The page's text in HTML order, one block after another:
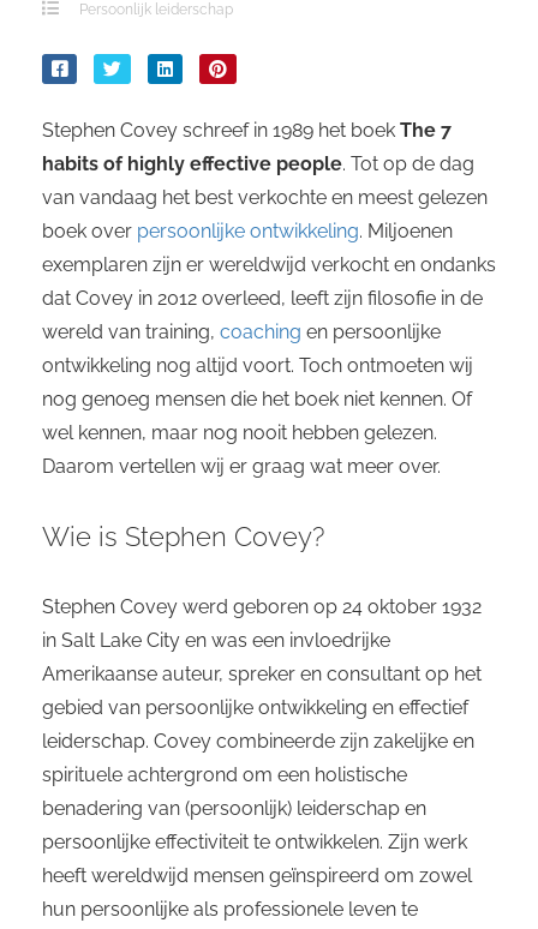
Persoonlijk leiderschap
Stephen Covey schreef in 1989 het boek The 7
habits of highly effective people. Tot op de dag
van vandaag het best verkochte en meest gelezen
boek over persoonlijke ontwikkeling. Miljoenen
exemplaren zijn er wereldwijd verkocht en ondanks
dat Covey in 2012 overleed, leeft zijn filosofie in de
wereld van training, coaching en persoonlijke
ontwikkeling nog altijd voort. Toch ontmoeten wij
nog genoeg mensen die het boek niet kennen. Of
wel kennen, maar nog nooit hebben gelezen.
Daarom vertellen wij er graag wat meer over.
Wie is Stephen Covey?
Stephen Covey werd geboren op 24 oktober 1932
in Salt Lake City en was een invloedrijke
Amerikaanse auteur, spreker en consultant op het
gebied van persoonlijke ontwikkeling en effectief
leiderschap. Covey combineerde zijn zakelijke en
spirituele achtergrond om een holistische
benadering van (persoonlijk) leiderschap en
persoonlijke effectiviteit te ontwikkelen. Zijn werk
heeft wereldwijd mensen geïnspireerd om zowel
hun persoonlijke als professionele leven te